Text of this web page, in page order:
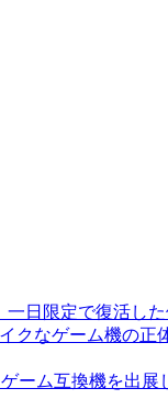
一日限定で復活し